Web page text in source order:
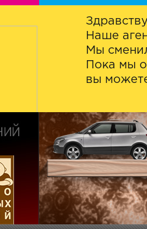
Наше
Мы
Пока мы
вы